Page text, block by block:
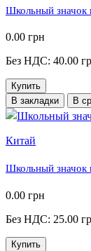
Школьный значок
0.00 грн
Без НДС: 40.00
Купить
В закладки
В
Китай
Школьный
0.00 грн
Без НДС: 25.00
Купить